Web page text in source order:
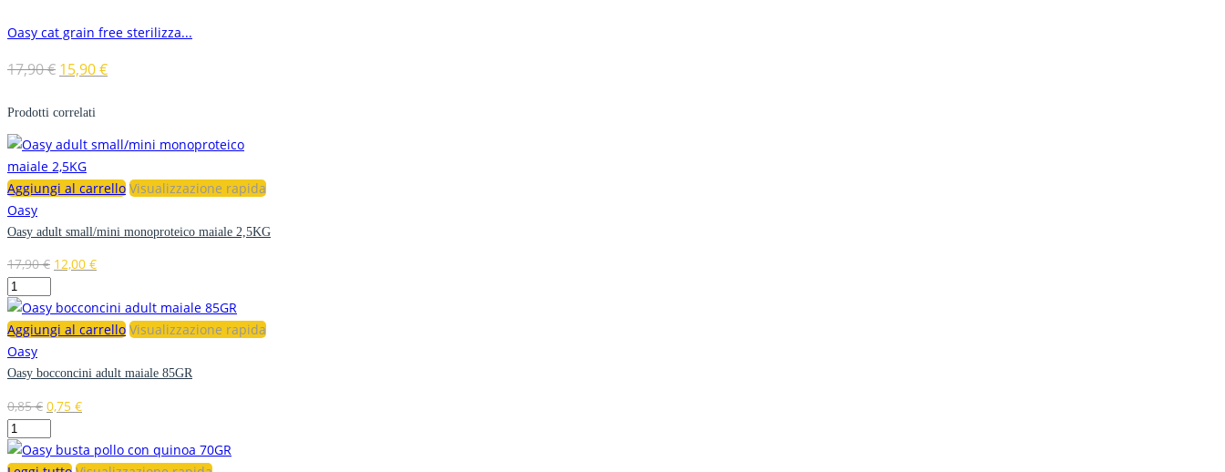
Oasy cat grain free sterilizza...
17,90€ 15,90€
Prodotti correlati
Aggiungi al carrello Visualizzazione rapida
Oasy
Oasy adult small/mini monoproteico maiale 2,5KG
17,90€ 12,00 €
Aggiungi al carrello Visualizzazione rapida
Oasy
Oasy bocconcini adult maiale 85GR
0,85€ 0,75 €